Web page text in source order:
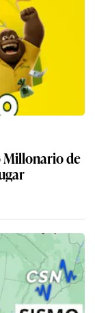
Millonario de